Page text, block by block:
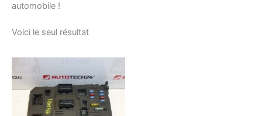
automobile !
Voici le seul résultat